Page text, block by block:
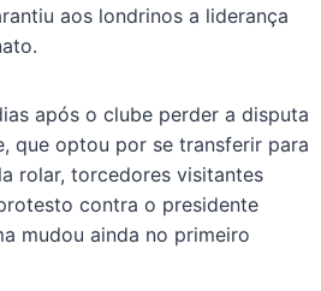
aos londrinos a liderança
após o clube perder a disputa
que optou por se transferir para
rolar, torcedores visitantes
contra o presidente
mudou ainda no primeiro